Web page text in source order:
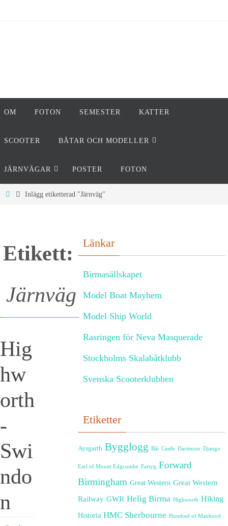
till
OM FOTON SEMESTER KATTER
SCOOTER BÅTAR OCH MODELLER
JÄRNVÄGAR POSTER FOTON
HomeInlägg etiketterad "Järnväg"
Etikett:
Järnväg
Hig
hw
orth
-
Swi
ndo
n
Länkar
Birmasällskapet
Model Boat Mayhem
Model Ship World
Rasringen för Neva Masquerade
Stockholms Skalabåtklubb
Svenska Scooterklubben
Etiketter
Aysgarth Bygglogg Båt Castle Dartmoor Django
Earl of Mount Edgcumbe Fartyg Forward
Birmingham Great Western Great Western
Railway GWR Helig Birma Highworth Hiking
Historia HMC Sherbourne Hundred of Manhood